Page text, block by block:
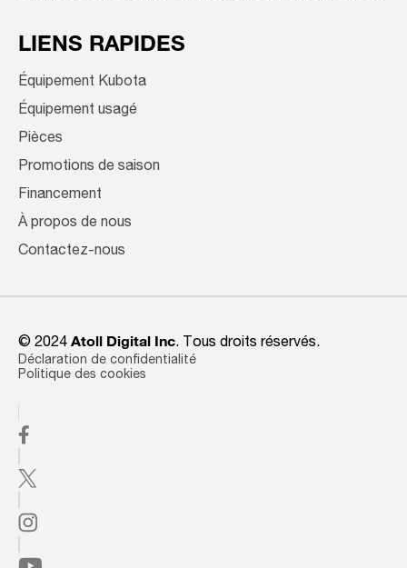
LIENS RAPIDES
Équipement Kubota
Équipement usagé
Pièces
Promotions de saison
Financement
À propos de nous
Contactez-nous
© 2024 Atoll Digital Inc. Tous droits réservés.
Déclaration de confidentialité
Politique des cookies